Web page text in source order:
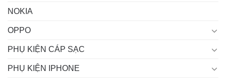
NOKIA
OPPO
PHỤ KIỆN CÁP SẠC
PHỤ KIỆN IPHONE